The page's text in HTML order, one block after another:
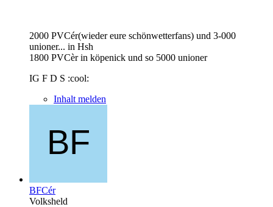
2000 PVCér(wieder eure schönwetterfans) und 3-000
unioner... in Hsh
1800 PVCèr in köpenick und so 5000 unioner
IG F D S :cool:
Inhalt melden
BFCér
Volksheld